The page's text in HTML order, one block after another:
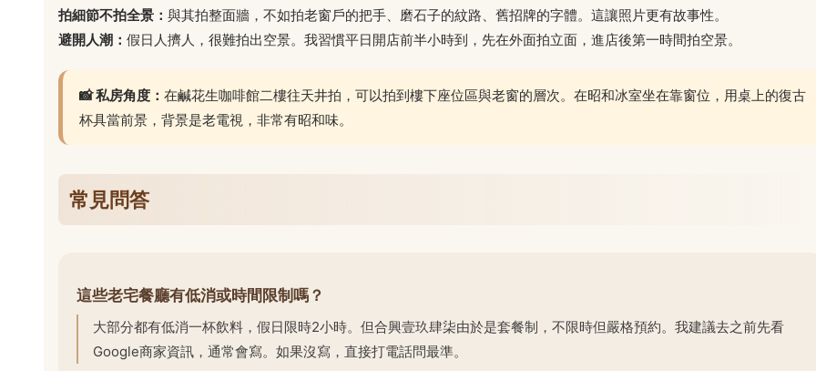
拍細節不拍全景： 與其拍整面牆，不如拍老窗戶的把手、磨石子的紋路、舊招牌的字體。這讓照片更有故事性。
避開人潮： 假日人擠人，很難拍出空景。我習慣平日開店前半小時到，先在外面拍立面，進店後第一時間拍空景。
📸 私房角度： 在鹹花生咖啡館二樓往天井拍，可以拍到樓下座位區與老窗的層次。在昭和冰室坐在靠窗位，用桌上的復古
杯具當前景，背景是老電視，非常有昭和味。
常見問答
這些老宅餐廳有低消或時間限制嗎？
大部分都有低消一杯飲料，假日限時2小時。但合興壹玖肆柒由於是套餐制，不限時但嚴格預約。我建議去之前先看
Google商家資訊，通常會寫。如果沒寫，直接打電話問最準。